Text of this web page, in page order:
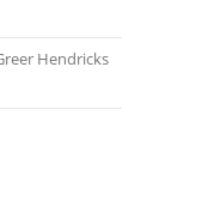
Hendricks